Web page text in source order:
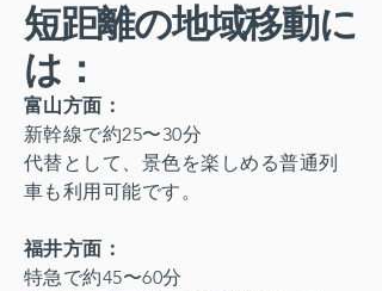
短距離の地域移動に
は：
富山方面：
新幹線で約25〜30分
代替として、景色を楽しめる普通列
車も利用可能です。
福井方面：
特急で約45〜60分